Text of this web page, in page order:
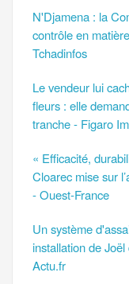
N'Djamena : la
contrôle en
Tchadinfos
Le vendeur lui
fleurs : elle
tranche - Figaro
« Efficacité,
Cloarec mise sur
- Ouest-France
Un système
installation de
Actu.fr